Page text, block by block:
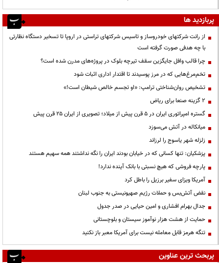
پربازدید ها
از رانت‌ شرکتهای خودروساز و تاسیس شرکتهای تراستی در اروپا تا تسخیر دستگاه نظارتی
با چه هدفی صورت گرفته است
چرا قالب وافل جایگزین سقف تیرچه بلوک در پروژه‌های مدرن شده است؟
تخم‌مرغ‌هایی که در مرز پوسیدند تا اقتدار اداری اثبات شود
تشخیص روان‌شناختی ترامپ: «او تجسم خالص شیطان است!»
۲ گزینه صنعا برای ریاض
گستره امپراتوری ایران در ۵ قرن پیش از میلاد؛ تصویری از ایران ۲۵ قرن پیش
میانکاله در آتش می‌سوزد
زلزله شهر یاسوج را لرزاند
پزشکیان: تنها کسانی که در خیابان بودند ایران را نگه نداشتند همه سهیم هستند
پارچه فروشی که هیچ نسبتی با بانک آینده ندارد!
آمریکا ویزای سفیر برزیل را باطل کرد
نقض آتش‌بس و حملات رژیم صهیونیستی به جنوب لبنان
جدال بهرام افشاری و امین حیایی در صدر جدول
حمایت از هشت هزار نوآموز سیستان و بلوچستانی
تنگه هرمز قابل معامله نیست برای آمریکا معبر باز نکنید
پربحث ترین عناوین